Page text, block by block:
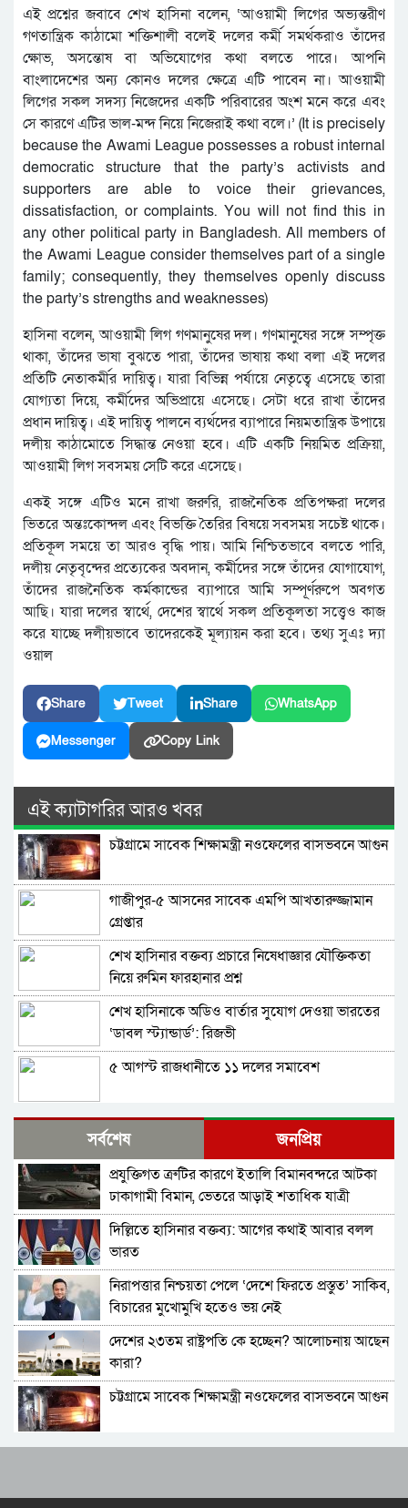
এই প্রশ্নের জবাবে শেখ হাসিনা বলেন, ‘আওয়ামী লিগের অভ্যন্তরীণ
গণতান্ত্রিক কাঠামো শক্তিশালী বলেই দলের কর্মী সমর্থকরাও তাঁদের
ক্ষোভ, অসন্তোষ বা অভিযোগের কথা বলতে পারে। আপনি
বাংলাদেশের অন্য কোনও দলের ক্ষেত্রে এটি পাবেন না। আওয়ামী
লিগের সকল সদস্য নিজেদের একটি পরিবারের অংশ মনে করে এবং
সে কারণে এটির ভাল-মন্দ নিয়ে নিজেরাই কথা বলে।’ (It is precisely
because the Awami League possesses a robust internal
democratic structure that the party’s activists and
supporters are able to voice their grievances,
dissatisfaction, or complaints. You will not find this in
any other political party in Bangladesh. All members of
the Awami League consider themselves part of a single
family; consequently, they themselves openly discuss
the party’s strengths and weaknesses)
হাসিনা বলেন, আওয়ামী লিগ গণমানুষের দল। গণমানুষের সঙ্গে সম্পৃক্ত
থাকা, তাঁদের ভাষা বুঝতে পারা, তাঁদের ভাষায় কথা বলা এই দলের
প্রতিটি নেতাকর্মীর দায়িত্ব। যারা বিভিন্ন পর্যায়ে নেতৃত্বে এসেছে তারা
যোগ্যতা দিয়ে, কর্মীদের অভিপ্রায়ে এসেছে। সেটা ধরে রাখা তাঁদের
প্রধান দায়িত্ব। এই দায়িত্ব পালনে ব্যর্থদের ব্যাপারে নিয়মতান্ত্রিক উপায়ে
দলীয় কাঠামোতে সিদ্ধান্ত নেওয়া হবে। এটি একটি নিয়মিত প্রক্রিয়া,
আওয়ামী লিগ সবসময় সেটি করে এসেছে।
একই সঙ্গে এটিও মনে রাখা জরুরি, রাজনৈতিক প্রতিপক্ষরা দলের
ভিতরে অন্তঃকোন্দল এবং বিভক্তি তৈরির বিষয়ে সবসময় সচেষ্ট থাকে।
প্রতিকূল সময়ে তা আরও বৃদ্ধি পায়। আমি নিশ্চিতভাবে বলতে পারি,
দলীয় নেতৃবৃন্দের প্রত্যেকের অবদান, কর্মীদের সঙ্গে তাঁদের যোগাযোগ,
তাঁদের রাজনৈতিক কর্মকান্ডের ব্যাপারে আমি সম্পূর্ণরুপে অবগত
আছি। যারা দলের স্বার্থে, দেশের স্বার্থে সকল প্রতিকূলতা সত্ত্বেও কাজ
করে যাচ্ছে দলীয়ভাবে তাদেরকেই মূল্যায়ন করা হবে। তথ্য সুএঃ দ্যা
ওয়াল
Share Tweet Share WhatsApp
Messenger Copy Link
এই ক্যাটাগরির আরও খবর
চট্টগ্রামে সাবেক শিক্ষামন্ত্রী নওফেলের বাসভবনে আগুন
গাজীপুর-৫ আসনের সাবেক এমপি আখতারুজ্জামান
গ্রেপ্তার
শেখ হাসিনার বক্তব্য প্রচারে নিষেধাজ্ঞার যৌক্তিকতা
নিয়ে রুমিন ফারহানার প্রশ্ন
শেখ হাসিনাকে অডিও বার্তার সুযোগ দেওয়া ভারতের
‘ডাবল স্ট্যান্ডার্ড’: রিজভী
৫ আগস্ট রাজধানীতে ১১ দলের সমাবেশ
শেখ হাসিনার সঙ্গে সংবাদ সম্মেলনে থাকছেন সজীব
ওয়াজেদ জয়
ক্ষমতাচ্যুতির দুই বছর: ৫ অগাস্ট ‘ভার্চুয়ালি সামনে
আসছেন’ হাসিনা
১১ দলের লিয়াজোঁ কমিটির বৈঠক, ৫ আগস্ট সমাবেশ
হাতকড়া আমাদের কাছে নববধূর চুড়ির মতো: কাদের
সিদ্দিকী
শাপলা চত্বর ‘গণহত্যা’ মামলায় লতিফ সিদ্দিকী গ্রেপ্তার
চুনারুঘাটের হত্যাচেষ্টা মামলায় ব্যারিস্টার সুমনের
সর্বশেষ জনপ্রিয়
প্রযুক্তিগত ত্রুটির কারণে ইতালি বিমানবন্দরে আটকা
ঢাকাগামী বিমান, ভেতরে আড়াই শতাধিক যাত্রী
দিল্লিতে হাসিনার বক্তব্য: আগের কথাই আবার বলল
ভারত
নিরাপত্তার নিশ্চয়তা পেলে ‘দেশে ফিরতে প্রস্তুত’ সাকিব,
বিচারের মুখোমুখি হতেও ভয় নেই
দেশের ২৩তম রাষ্ট্রপতি কে হচ্ছেন? আলোচনায় আছেন
কারা?
চট্টগ্রামে সাবেক শিক্ষামন্ত্রী নওফেলের বাসভবনে আগুন
বাংলাদেশ-পাকিস্তানসহ ১৩ দেশের জোট, কমান্ডার